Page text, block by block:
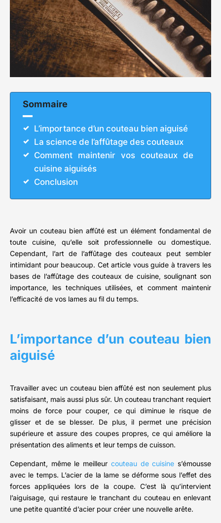
Sommaire
L’importance d’un couteau bien aiguisé
La science de l’affûtage des couteaux
Comment maintenir vos couteaux de
cuisine aiguisés
Conclusion
Avoir un couteau bien affûté est un élément fondamental de
toute cuisine, qu’elle soit professionnelle ou domestique.
Cependant, l’art de l’affûtage des couteaux peut sembler
intimidant pour beaucoup. Cet article vous guide à travers les
bases de l’affûtage des couteaux de cuisine, soulignant son
importance, les techniques utilisées, et comment maintenir
l’efficacité de vos lames au fil du temps.
L’importance d’un couteau bien
aiguisé
Travailler avec un couteau bien affûté est non seulement plus
satisfaisant, mais aussi plus sûr. Un couteau tranchant requiert
moins de force pour couper, ce qui diminue le risque de
glisser et de se blesser. De plus, il permet une précision
supérieure et assure des coupes propres, ce qui améliore la
présentation des aliments et leur temps de cuisson.
Cependant, même le meilleur couteau de cuisine s’émousse
avec le temps. L’acier de la lame se déforme sous l’effet des
forces appliquées lors de la coupe. C’est là qu’intervient
l’aiguisage, qui restaure le tranchant du couteau en enlevant
une petite quantité d’acier pour créer une nouvelle arête.